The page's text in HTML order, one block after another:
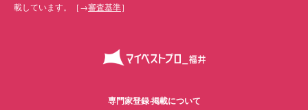
載しています。［→審査基準］
専門家登録·掲載について